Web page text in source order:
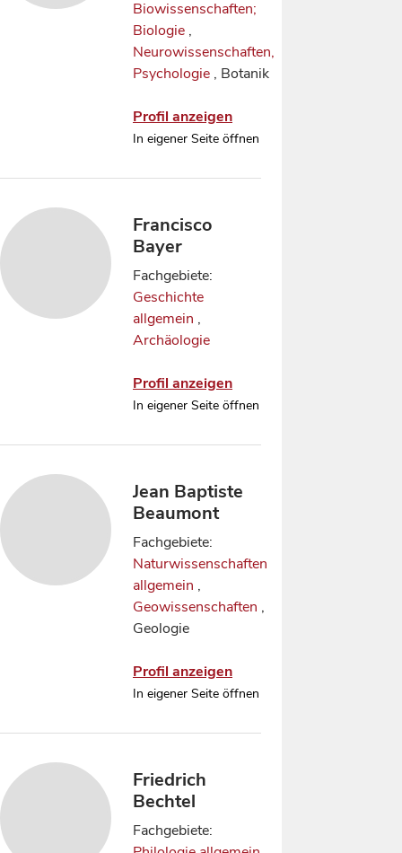
Biowissenschaften;
Biologie ,
Neurowissenschaften,
Psychologie , Botanik
Profil anzeigen
In eigener Seite öffnen
Francisco
Bayer
Fachgebiete:
Geschichte
allgemein ,
Archäologie
Profil anzeigen
In eigener Seite öffnen
Jean Baptiste
Beaumont
Fachgebiete:
Naturwissenschaften
allgemein ,
Geowissenschaften ,
Geologie
Profil anzeigen
In eigener Seite öffnen
Friedrich
Bechtel
Fachgebiete: